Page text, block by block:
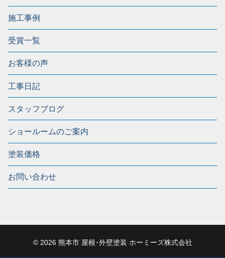
施工事例
受賞一覧
お客様の声
工事日記
スタッフブログ
ショールームのご案内
塗装価格
お問い合わせ
© 2026 熊本市 屋根･外壁塗装 ホーミーズ株式会社